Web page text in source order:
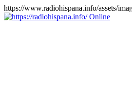
https://www.radiohispana.info/assets/
Online